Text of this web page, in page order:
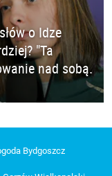
o Idze
"Ta
nad sobą.
Bydgoszcz